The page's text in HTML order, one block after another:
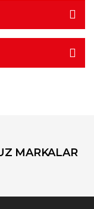
MARKALAR